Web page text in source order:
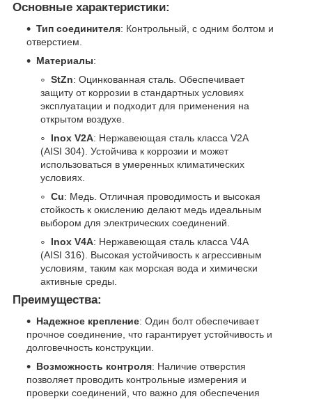
Основные характеристики:
Тип соединителя: Контрольный, с одним болтом и
отверстием.
Материалы:
StZn: Оцинкованная сталь. Обеспечивает
защиту от коррозии в стандартных условиях
эксплуатации и подходит для применения на
открытом воздухе.
Inox V2A: Нержавеющая сталь класса V2A
(AISI 304). Устойчива к коррозии и может
использоваться в умеренных климатических
условиях.
Cu: Медь. Отличная проводимость и высокая
стойкость к окислению делают медь идеальным
выбором для электрических соединений.
Inox V4A: Нержавеющая сталь класса V4A
(AISI 316). Высокая устойчивость к агрессивным
условиям, таким как морская вода и химически
активные среды.
Преимущества:
Надежное крепление: Один болт обеспечивает
прочное соединение, что гарантирует устойчивость и
долговечность конструкции.
Возможность контроля: Наличие отверстия
позволяет проводить контрольные измерения и
проверки соединений, что важно для обеспечения